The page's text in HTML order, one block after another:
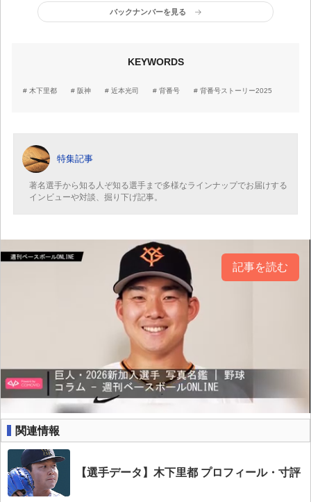
やるべきことをきちんと
やる」
バックナンバーを見る
KEYWORDS
木下里都 阪神 近本光司 背番号 背番号ストーリー2025
特集記事
著名選手から知る人ぞ知る選手まで多様なラインナップでお届けする
インビューや対談、掘り下げ記事。
記事を読む
関連情報
【選手データ】木下里都 プロフィール・寸評